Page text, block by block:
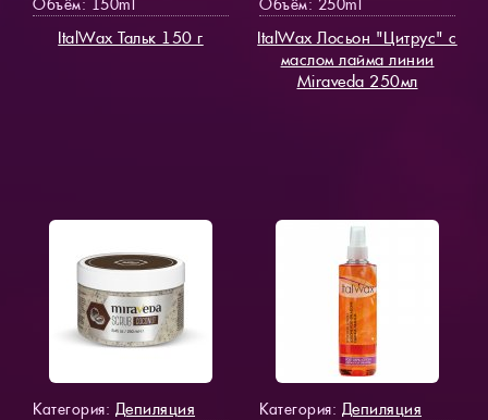
Объём: 150ml
ItalWax Тальк 150 г
Объём: 250ml
ItalWax Лосьон "Цитрус" с
маслом лайма линии
Miraveda 250мл
Категория: Депиляция Категория: Депиляция